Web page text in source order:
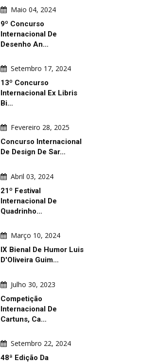
Maio 04, 2024
9º Concurso
Internacional De
Desenho An…
Setembro 17, 2024
13º Concurso
Internacional Ex Libris
Bi…
Fevereiro 28, 2025
Concurso Internacional
De Design De Sar…
Abril 03, 2024
21º Festival
Internacional De
Quadrinho…
Março 10, 2024
IX Bienal De Humor Luis
D'Oliveira Guim…
Julho 30, 2023
Competição
Internacional De
Cartuns, Ca…
Setembro 22, 2024
48ª Edição Da